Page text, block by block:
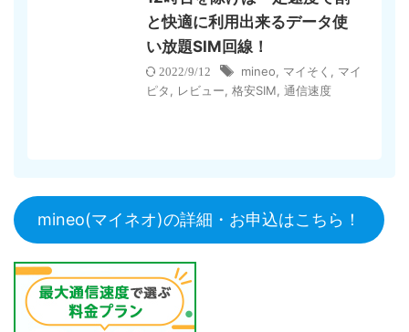
と快適に利用出来るデータ使
い放題SIM回線！
2022/9/12 mineo, マイそく , マイ
ピタ, レビュー, 格安SIM, 通信速度
mineo(マイネオ)の詳細・お申込はこちら！